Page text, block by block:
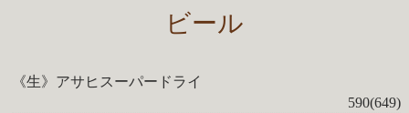
ビール
《生》アサヒスーパードライ
590(649)